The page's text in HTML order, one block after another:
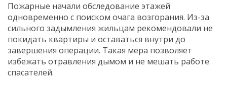
Пожарные начали обследование этажей
одновременно с поиском очага возгорания. Из-за
сильного задымления жильцам рекомендовали не
покидать квартиры и оставаться внутри до
завершения операции. Такая мера позволяет
избежать отравления дымом и не мешать работе
спасателей.